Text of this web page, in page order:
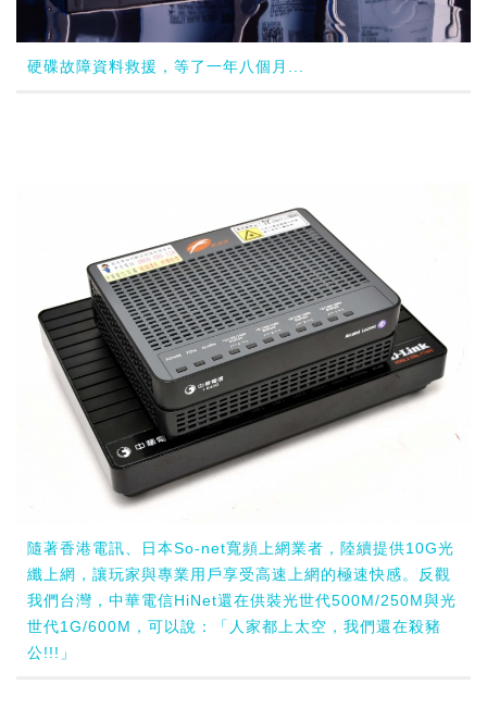
硬碟故障資料救援，等了一年八個月...
隨著香港電訊、日本So-net寬頻上網業者，陸續提供10G光
纖上網，讓玩家與專業用戶享受高速上網的極速快感。反觀
我們台灣，中華電信HiNet還在供裝光世代500M/250M與光
世代1G/600M，可以說：「人家都上太空，我們還在殺豬
公!!!」